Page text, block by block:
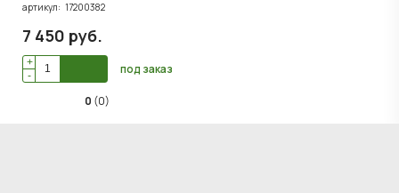
артикул: 17200382
7 450 руб.
+
-
под заказ
0 (0)